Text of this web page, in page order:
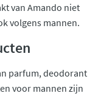
van Amando niet
volgens mannen.
parfum, deodorant
voor mannen zijn